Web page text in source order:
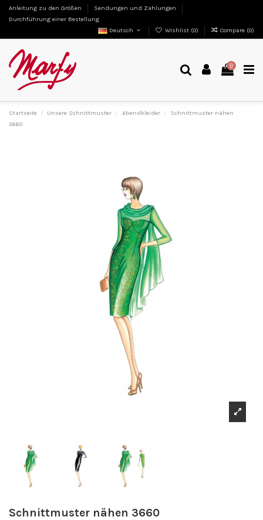
Anleitung zu den Größen
Sendungen und Zahlungen
Durchführung einer Bestellung
Deutsch
Wishlist (0) Compare (0)
0
Startseite Unsere Schnittmuster Abendkleider
Schnittmuster nähen
3660
Schnittmuster nähen 3660